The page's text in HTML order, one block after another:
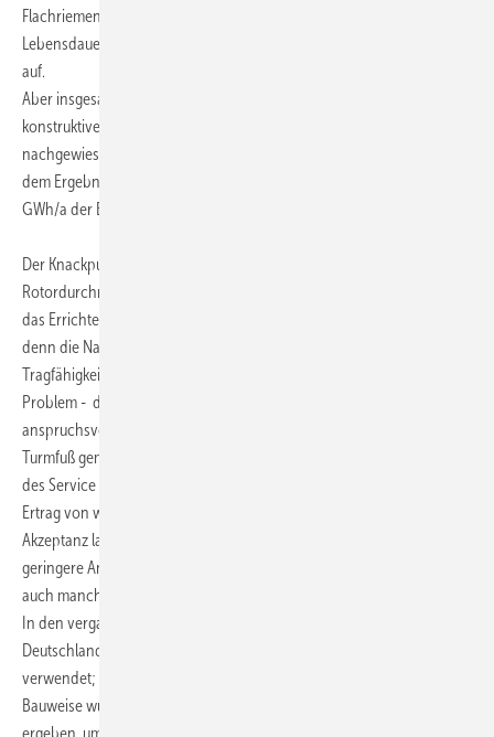
Flachriemen mit verheißungsvollen Eigenschaften, hoher
Lebensdauer und beispielhafter Ruhe geht es selbst mit der Schlaufe
auf.
Aber insgesamt muß zu jeder anfänglichen Zielstellung, zu Mut, zu
konstruktiver Erfahrung die erste praktische Bewährung
nachgewiesen sein, dann ist es geschafft, dann würden zwischen
dem Ergebnis vom Jahr 2019: 1.85 GWh/a und dem Ziel von 50
GWh/a der Beweis erbracht.
Der Knackpunkt ist jetzt nicht mehr die Nabenhöhe und der
Rotordurchmesser und Generatorleistung, nein, der Knackpunkt ist
das Errichten der Anlage und die Sicherung des lebenslangen Service,
denn die Nabenhöhe >=200m mit einer entsprechenden
Tragfähigkeit in der Höhe und am Ort der Anforderung ist das
Problem - da jetzt die Nabenhöhe >=200m mit einem
anspruchsvollen Rotor-O über dem triebstrangverzweigten Antrieb im
Turmfuß gemeistert wird kommt es auf die Logistik des Errichtens und
des Service an, damit diese neue Höhenwindanlage den Vielfachen
Ertrag von weiteren Standorten beweist. Die restlichen Fragen der
Akzeptanz lassen sich positiv beeinflussen. Allein schon durch die
geringere Anzahl von Anlagen und ihrer größeren Höhe, bei der sich
auch manche Frage der Schäden am Tier verringern.
In den vergangenen zwei Jahrzehnten wurden insgesamt in
Deutschland 30 000 Standorte für WEA der bisherigen Bauweise
verwendet; und der Ertrag lag bei O 1,8 MW pro Anlage. Mit der neuen
Bauweise würden sich rechnerisch ca. 10 000 notwendige Standorte